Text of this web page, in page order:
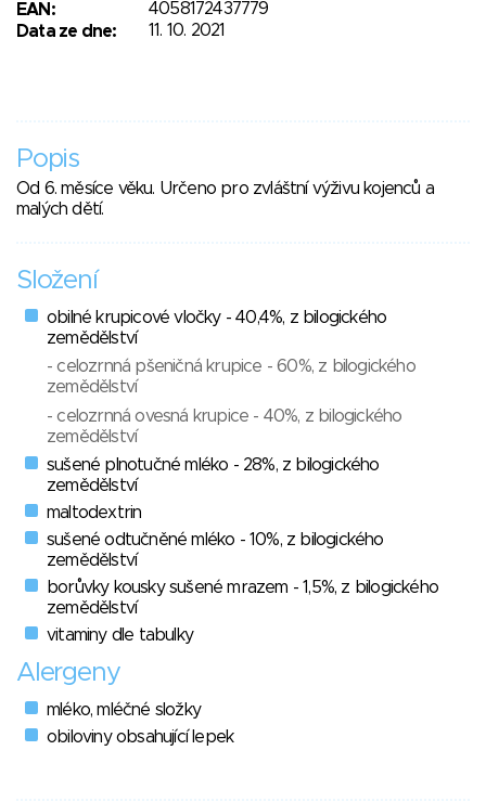
EAN:
4058172437779
Data ze dne:
11. 10. 2021
Popis
Od 6. měsíce věku. Určeno pro zvláštní výživu kojenců a
malých dětí.
Složení
obilné krupicové vločky - 40,4%, z bilogického
zemědělství
- celozrnná pšeničná krupice - 60%, z bilogického
zemědělství
- celozrnná ovesná krupice - 40%, z bilogického
zemědělství
sušené plnotučné mléko - 28%, z bilogického
zemědělství
maltodextrin
sušené odtučněné mléko - 10%, z bilogického
zemědělství
borůvky kousky sušené mrazem - 1,5%, z bilogického
zemědělství
vitaminy dle tabulky
Alergeny
mléko, mléčné složky
obiloviny obsahující lepek